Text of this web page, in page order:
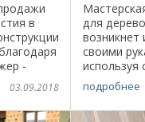
в
-
своими
03.09.2018
для
возникнет
своими
мастер в ...
подробнее